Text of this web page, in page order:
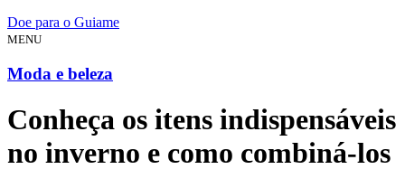
Doe para o Guiame
MENU
Moda e beleza
Conheça os itens indispensáveis
no inverno e como combiná-los